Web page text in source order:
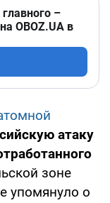
–
OBOZ.UA в
атаку
зоне
упомянуло о